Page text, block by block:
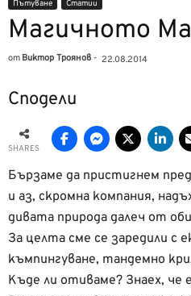
Пътуване Статии
Магичното
от Виктор Троянов - 22.08.2014
Сподели
SHARES
Бързаме да пристигнем
и аз, скромна компания,
дивата природа далеч от
За целта сме се заредили с
къмпингуване, тандемно
Къде ли отиваме? Знаех,